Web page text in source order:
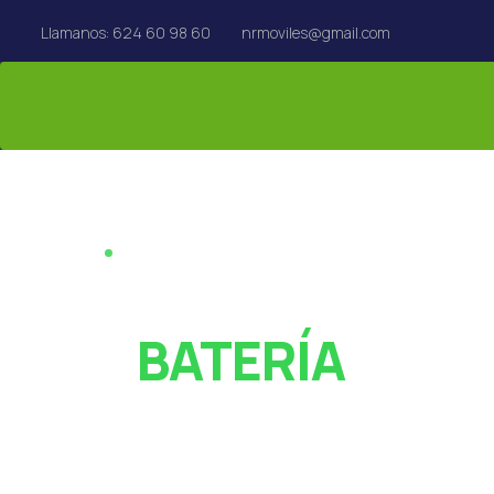
Llamanos: 624 60 98 60 nrmoviles@gmail.com
BATERÍA